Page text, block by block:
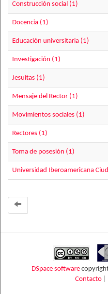
Construcción social (1)
Docencia (1)
Educación universitaria (1)
Investigación (1)
Jesuitas (1)
Mensaje del Rector (1)
Movimientos sociales (1)
Rectores (1)
Toma de posesión (1)
Universidad Iberoamericana
DSpace software
Contacto|